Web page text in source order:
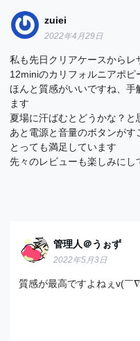
zuiei
2022年4月29日
私も先日クリアケースからレ
12miniのカリフォルニアポピ
ほんと質感がいいですね、手
ます
夏場に汗ばむとどうかな？と
あと電源と音量のボタンがす
とっても満足しています
先々のレビューも楽しみにし
管理人＠うぉず
2022年5月3日
質感が最高ですよねぇv(￣